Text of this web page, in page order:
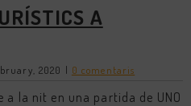
A
2020 | 0 comentaris
la nit en una partida de UNO